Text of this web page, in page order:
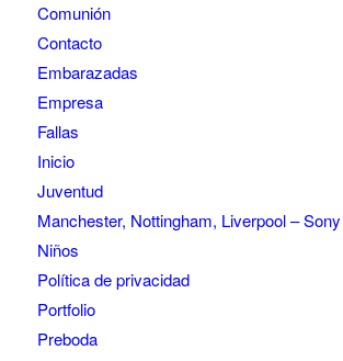
Comunión
Contacto
Embarazadas
Empresa
Fallas
Inicio
Juventud
Manchester, Nottingham, Liverpool –
Niños
Política de privacidad
Portfolio
Preboda